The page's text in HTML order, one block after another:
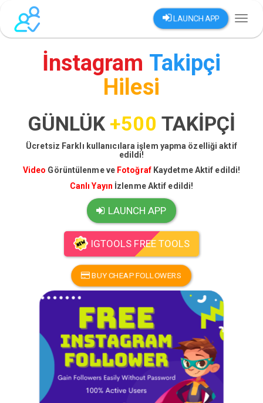
LAUNCH APP
İnstagram Takipçi
Hilesi
GÜNLÜK +500 TAKİPÇİ
Ücretsiz Farklı kullanıcılara işlem yapma özelliği aktif
edildi!
Video Görüntülenme ve Fotoğraf Kaydetme Aktif edildi!
Canlı Yayın İzlenme Aktif edildi!
LAUNCH APP
IGTOOLS FREE TOOLS
BUY CHEAP FOLLOWERS